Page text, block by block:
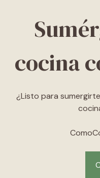
cocina
¿Listo para